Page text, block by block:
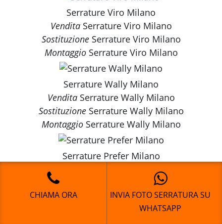
Serrature Viro Milano
Vendita Serrature Viro Milano
Sostituzione Serrature Viro Milano
Montaggio Serrature Viro Milano
Serrature Wally Milano
Vendita Serrature Wally Milano
Sostituzione Serrature Wally Milano
Montaggio Serrature Wally Milano
Serrature Prefer Milano
Vendita
Serrature Prefer Milano
Sostituzione
Serrature Prefer Milano
Montaggio
Serrature Prefer Milano
CHIAMA ORA
INVIA FOTO SERRATURA SU
WHATSAPP